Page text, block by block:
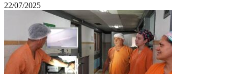
22/07/2025